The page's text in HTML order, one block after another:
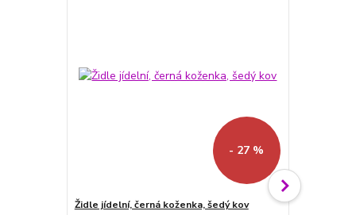
- 27 %
Židle jídelní, černá koženka, šedý kov